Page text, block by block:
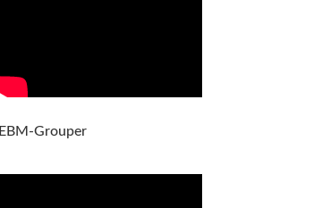
EBM-Grouper